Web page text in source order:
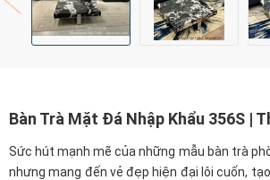
Bàn Trà Mặt Đá Nhập Khẩu 356S |
Sức hút mạnh mẽ của những mẫu bàn trà
nhưng mang đến vẻ đẹp hiện đại lôi cuốn,